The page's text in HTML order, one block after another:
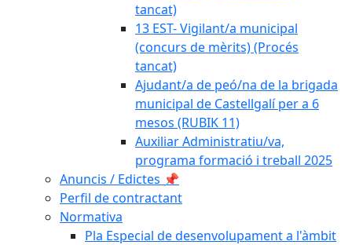
tancat)
13 EST- Vigilant/a municipal
(concurs de mèrits) (Procés
tancat)
Ajudant/a de peó/na de la brigada
municipal de Castellgalí per a 6
mesos (RUBIK 11)
Auxiliar Administratiu/va,
programa formació i treball 2025
Anuncis / Edictes 📌
Perfil de contractant
Normativa
Pla Especial de desenvolupament a l'àmbit